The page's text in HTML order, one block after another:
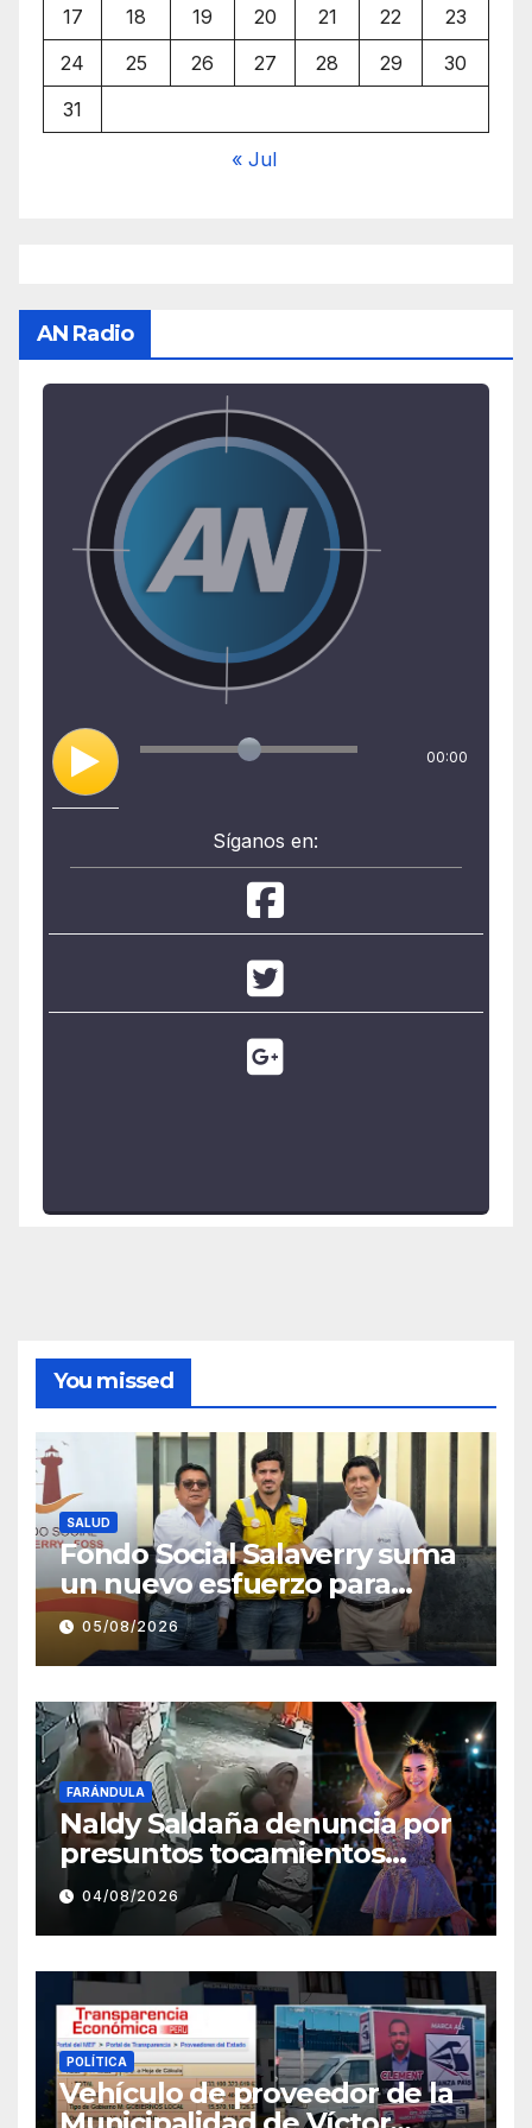
17 18 19 20 21 22
23
24
25 26 27 28 29
30
31
« Jul
AN Radio
00:00
Síganos en:
You missed
SALUD
Fondo Social Salaverry suma
un nuevo esfuerzo para
fortalecer la atención en el
Centro de Salud de Salaverry
05/08/2026
FARÁNDULA
Naldy Saldaña denuncia por
presuntos tocamientos
indebidos a director musical
de La Bella Luz
04/08/2026
POLÍTICA
Vehículo de proveedor de la